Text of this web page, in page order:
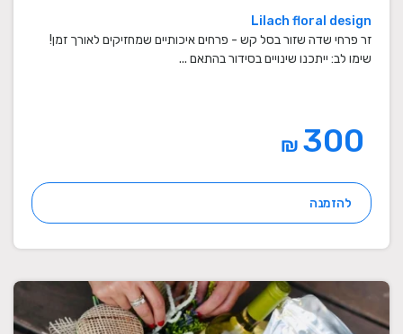
Lilach floral design
זר פרחי שדה שזור בסל קש - פרחים איכותיים שמחזיקים לאורך זמן!
שימו לב: ייתכנו שינויים בסידור בהתאם ...
₪
להזמנה